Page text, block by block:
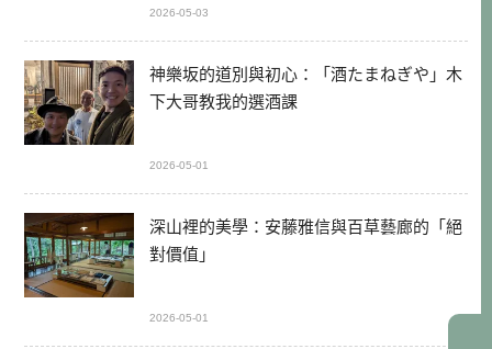
2026-05-03
神樂坂的道別與初心：「酒たまねぎや」木
下大哥教我的選酒課
2026-05-01
深山裡的美學：安藤雅信與百草藝廊的「絕
對價值」
2026-05-01